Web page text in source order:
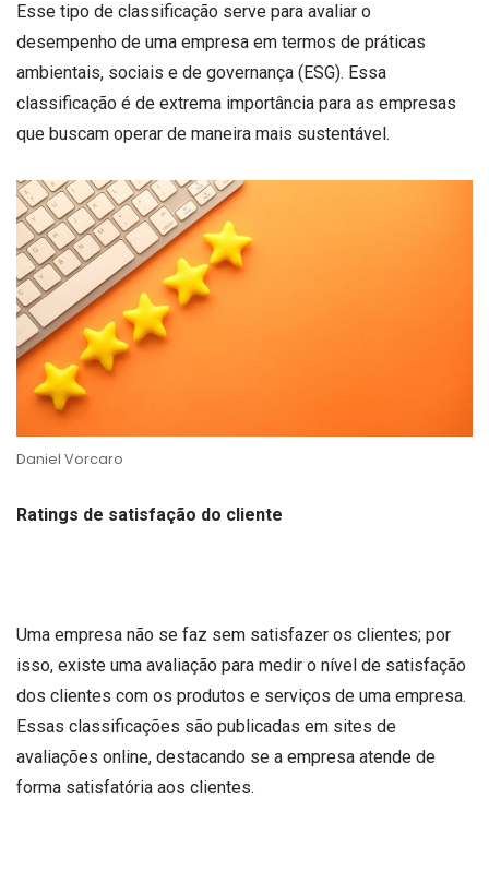
Esse tipo de classificação serve para avaliar o
desempenho de uma empresa em termos de práticas
ambientais, sociais e de governança (ESG). Essa
classificação é de extrema importância para as empresas
que buscam operar de maneira mais sustentável.
Daniel Vorcaro
Ratings de satisfação do cliente
Uma empresa não se faz sem satisfazer os clientes; por
isso, existe uma avaliação para medir o nível de satisfação
dos clientes com os produtos e serviços de uma empresa.
Essas classificações são publicadas em sites de
avaliações online, destacando se a empresa atende de
forma satisfatória aos clientes.